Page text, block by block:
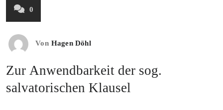
0
Von Hagen Döhl
Zur Anwendbarkeit der sog.
salvatorischen Klausel